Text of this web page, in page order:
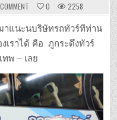
ON
ภูกระดึง
0 2258
าแนะนบริษัทรถทัวร์ทีท่าน
เราได้ คือ ภูกระดึงทัวร์
ทพ – เลย